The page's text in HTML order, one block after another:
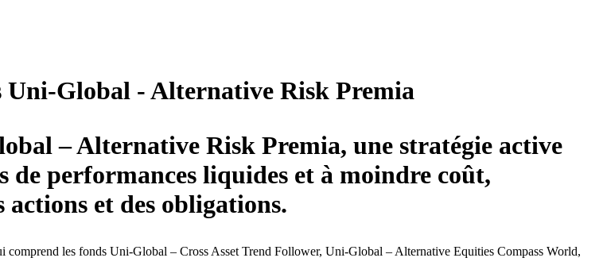
Uni-Global - Alternative Risk Premia
– Alternative Risk Premia, une stratégie active
de performances liquides et à moindre coût,
actions et des obligations.
comprend les fonds Uni-Global – Cross Asset Trend Follower, Uni-Global – Alternative Equities Compass World,